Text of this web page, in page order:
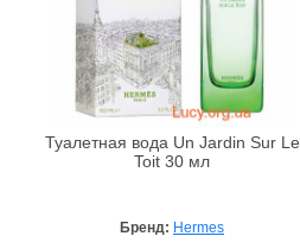
Туалетная вода Un Jardin Sur Le
Toit 30 мл
Бренд: Hermes